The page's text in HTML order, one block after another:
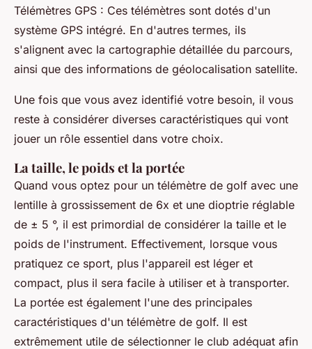
Télémètres GPS : Ces télémètres sont dotés d'un
système GPS intégré. En d'autres termes, ils
s'alignent avec la cartographie détaillée du parcours,
ainsi que des informations de géolocalisation satellite.
Une fois que vous avez identifié votre besoin, il vous
reste à considérer diverses caractéristiques qui vont
jouer un rôle essentiel dans votre choix.
La taille, le poids et la portée
Quand vous optez pour un télémètre de golf avec une
lentille à grossissement de 6x et une dioptrie réglable
de ± 5 °, il est primordial de considérer la taille et le
poids de l'instrument. Effectivement, lorsque vous
pratiquez ce sport, plus l'appareil est léger et
compact, plus il sera facile à utiliser et à transporter.
La portée est également l'une des principales
caractéristiques d'un télémètre de golf. Il est
extrêmement utile de sélectionner le club adéquat afin